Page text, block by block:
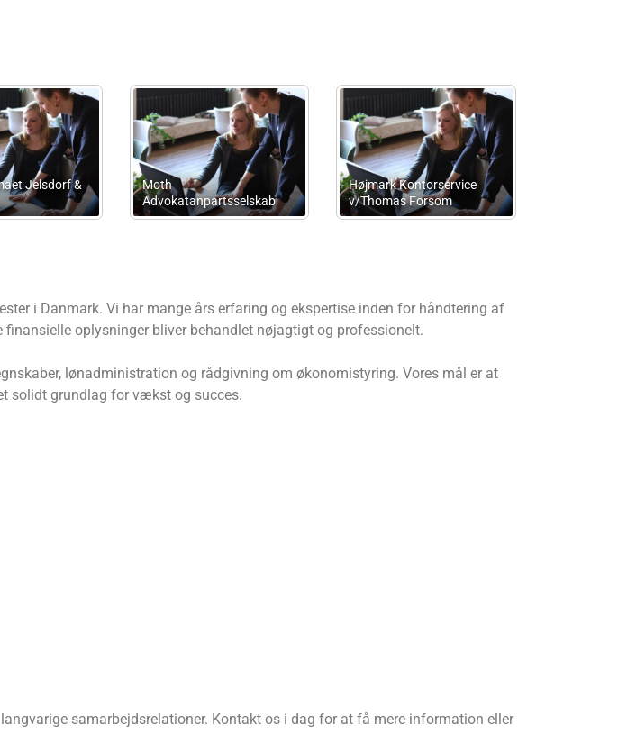
PMP Sekretærservice Ab Consult Marius Consulting
i Danmark. Vi har mange års erfaring og ekspertise inden for håndtering af
oplysninger bliver behandlet nøjagtigt og professionelt.
lønadministration og rådgivning om økonomistyring. Vores mål er at
solidt grundlag for vækst og succes.
samarbejdsrelationer. Kontakt os i dag for at få mere information eller